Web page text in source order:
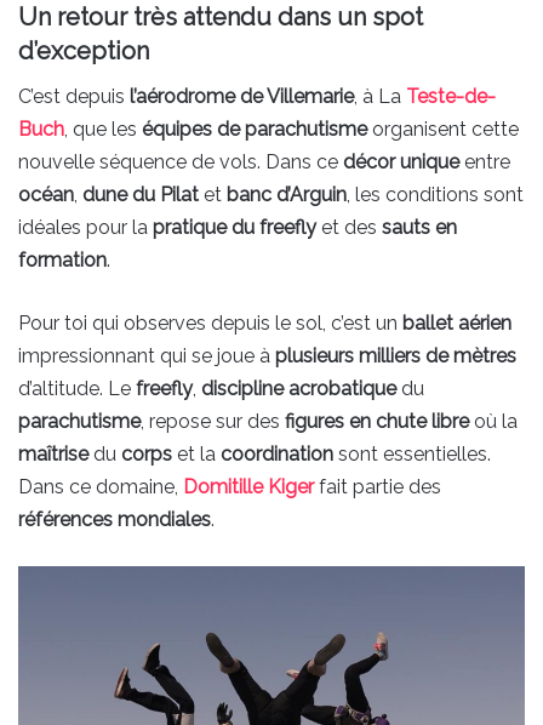
Un retour très attendu dans un spot
d’exception
C’est depuis l’aérodrome de Villemarie, à La Teste-de-
Buch, que les équipes de parachutismeorganisent cette
nouvelle séquence de vols. Dans ce décor uniqueentre
océan, dune du Pilat et banc d’Arguin, les conditions sont
idéales pour la pratique du freeflyet des sauts en
formation.
Pour toi qui observes depuis le sol, c’est un ballet aérien
impressionnant qui se joue à plusieurs milliers de mètres
d’altitude. Le freefly, discipline acrobatiquedu
parachutisme, repose sur des figures en chute libreoù la
maîtrisedu corps et la coordination sont essentielles.
Dans ce domaine, Domitille Kigerfait partie des
références mondiales.